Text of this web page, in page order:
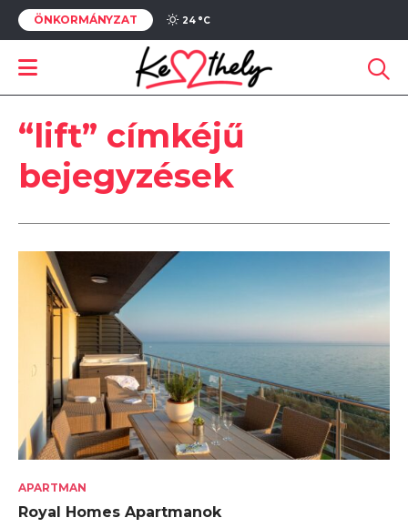
ÖNKORMÁNYZAT 24 °C
“lift” címkéjű
bejegyzések
APARTMAN
Royal Homes Apartmanok